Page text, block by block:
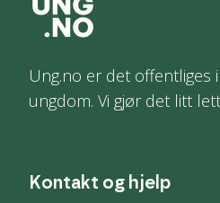
Ung.no er det offentliges
ungdom. Vi gjør det litt
Kontakt og hjelp